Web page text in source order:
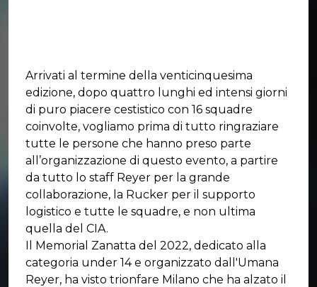
Arrivati al termine della venticinquesima
edizione, dopo quattro lunghi ed intensi giorni
di puro piacere cestistico con 16 squadre
coinvolte, vogliamo prima di tutto ringraziare
tutte le persone che hanno preso parte
all’organizzazione di questo evento, a partire
da tutto lo staff Reyer per la grande
collaborazione, la Rucker per il supporto
logistico e tutte le squadre, e non ultima
quella del CIA.
Il Memorial Zanatta del 2022, dedicato alla
categoria under 14 e organizzato dall'Umana
Reyer, ha visto trionfare Milano che ha alzato il